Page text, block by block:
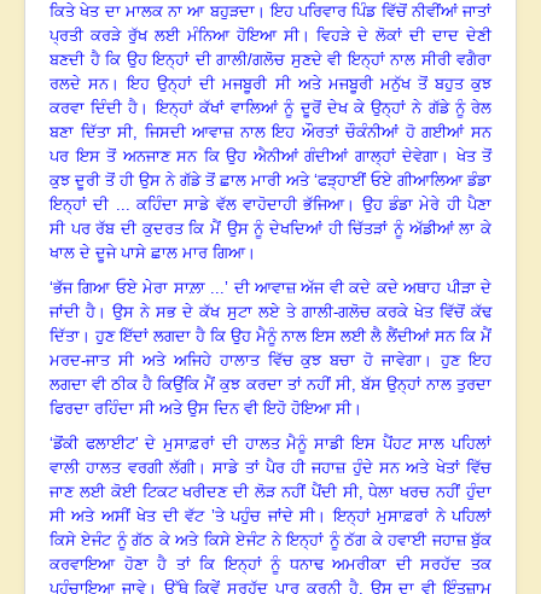
ਕਿਤੇ ਖੇਤ ਦਾ ਮਾਲਕ ਨਾ ਆ ਬਹੁੜਦਾ।ਇਹ ਪਰਿਵਾਰ ਪਿੰਡ ਵਿੱਚੋਂ ਨੀਵੀਂਆਂ ਜਾਤਾਂ
ਪ੍ਰਤੀ ਕਰੜੇ ਰੁੱਖ ਲਈ ਮੰਨਿਆ ਹੋਇਆ ਸੀ।ਵਿਹੜੇ ਦੇ ਲੋਕਾਂ ਦੀ ਦਾਦ ਦੇਣੀ
ਬਣਦੀ ਹੈ ਕਿ ਉਹ ਇਨ੍ਹਾਂ ਦੀ ਗਾਲੀ/ਗਲੋਚ ਸੁਣਦੇ ਵੀ ਇਨ੍ਹਾਂ ਨਾਲ ਸੀਰੀ ਵਗੈਰਾ
ਰਲਦੇ ਸਨ। ਇਹ ਉਨ੍ਹਾਂ ਦੀ ਮਜਬੂਰੀ ਸੀ ਅਤੇ ਮਜਬੂਰੀ ਮਨੁੱਖ ਤੋਂ ਬਹੁਤ ਕੁਝ
ਕਰਵਾ ਦਿੰਦੀ ਹੈ। ਇਨ੍ਹਾਂ ਕੱਖਾਂ ਵਾਲਿਆਂ ਨੂੰ ਦੂਰੋਂ ਦੇਖ ਕੇ ਉਨ੍ਹਾਂ ਨੇ ਗੱਡੇ ਨੂੰ ਰੇਲ
ਬਣਾ ਦਿੱਤਾ ਸੀ, ਜਿਸਦੀ ਆਵਾਜ਼ ਨਾਲ ਇਹ ਔਰਤਾਂ ਚੌਕੰਨੀਆਂ ਹੋ ਗਈਆਂ ਸਨ
ਪਰ ਇਸ ਤੋਂ ਅਨਜਾਣ ਸਨ ਕਿ ਉਹ ਐਨੀਆਂ ਗੰਦੀਆਂ ਗਾਲ੍ਹਾਂ ਦੇਵੇਗਾ । ਖੇਤ ਤੋਂ
ਕੁਝ ਦੂਰੀ ਤੋਂ ਹੀ ਉਸ ਨੇ ਗੱਡੇ ਤੋਂ ਛਾਲ ਮਾਰੀ ਅਤੇ ‘ਫੜ੍ਹਾਈਂ ਓਏ ਗੀਆਲਿਆ ਡੰਡਾ
ਇਨ੍ਹਾਂ ਦੀ ... ਕਹਿੰਦਾ ਸਾਡੇ ਵੱਲ ਵਾਹੋਦਾਹੀ ਭੱਜਿਆ। ਉਹ ਡੰਡਾ ਮੇਰੇ ਹੀ ਪੈਣਾ
ਸੀ ਪਰ ਰੱਬ ਦੀ ਕੁਦਰਤ ਕਿ ਮੈਂ ਉਸ ਨੂੰ ਦੇਖਦਿਆਂ ਹੀ ਚਿੱਤੜਾਂ ਨੂੰ ਅੱਡੀਆਂ ਲਾ ਕੇ
ਖਾਲ ਦੇ ਦੂਜੇ ਪਾਸੇ ਛਾਲ ਮਾਰ ਗਿਆ।
‘ਭੱਜ ਗਿਆ ਓਏ ਮੇਰਾ ਸਾਲ਼ਾ ...’ ਦੀ ਆਵਾਜ਼ ਅੱਜ ਵੀ ਕਦੇ ਕਦੇ ਅਥਾਹ ਪੀੜਾ ਦੇ
ਜਾਂਦੀ ਹੈ ।ਉਸ ਨੇ ਸਭ ਦੇ ਕੱਖ ਸੁਟਾ ਲਏ ਤੇ ਗਾਲੀ-ਗਲੋਚ ਕਰਕੇ ਖੇਤ ਵਿੱਚੋਂ ਕੱਢ
ਦਿੱਤਾ । ਹੁਣ ਇੱਦਾਂ ਲਗਦਾ ਹੈ ਕਿ ਉਹ ਮੈਨੂੰ ਨਾਲ ਇਸ ਲਈ ਲੈ ਲੈਂਦੀਆਂ ਸਨ ਕਿ ਮੈਂ
ਮਰਦ-ਜਾਤ ਸੀ ਅਤੇ ਅਜਿਹੇ ਹਾਲਾਤ ਵਿੱਚ ਕੁਝ ਬਚਾ ਹੋ ਜਾਵੇਗਾ ।ਹੁਣ ਇਹ
ਲਗਦਾ ਵੀ ਠੀਕ ਹੈ ਕਿਉਂਕਿ ਮੈਂ ਕੁਝ ਕਰਦਾ ਤਾਂ ਨਹੀਂ ਸੀ, ਬੱਸ ਉਨ੍ਹਾਂ ਨਾਲ ਤੁਰਦਾ
ਫਿਰਦਾ ਰਹਿੰਦਾ ਸੀ ਅਤੇ ਉਸ ਦਿਨ ਵੀ ਇਹੋ ਹੋਇਆ ਸੀ।
‘ਡੋਂਕੀ ਫਲਾਈਟ’ ਦੇ ਮੁਸਾਫ਼ਰਾਂ ਦੀ ਹਾਲਤ ਮੈਨੂੰ ਸਾਡੀ ਇਸ ਪੈਂਹਟ ਸਾਲ ਪਹਿਲਾਂ
ਵਾਲੀ ਹਾਲਤ ਵਰਗੀ ਲੱਗੀ।ਸਾਡੇ ਤਾਂ ਪੈਰ ਹੀ ਜਹਾਜ਼ ਹੁੰਦੇ ਸਨ ਅਤੇ ਖੇਤਾਂ ਵਿੱਚ
ਜਾਣ ਲਈ ਕੋਈ ਟਿਕਟ ਖਰੀਦਣ ਦੀ ਲੋੜ ਨਹੀਂ ਪੈਂਦੀ ਸੀ,ਧੇਲਾ ਖਰਚ ਨਹੀਂ ਹੁੰਦਾ
ਸੀ ਅਤੇ ਅਸੀਂ ਖੇਤ ਦੀ ਵੱਟ ’ਤੇ ਪਹੁੰਚ ਜਾਂਦੇ ਸੀ।ਇਨ੍ਹਾਂ ਮੁਸਾਫ਼ਰਾਂ ਨੇ ਪਹਿਲਾਂ
ਕਿਸੇ ਏਜੰਟ ਨੂੰ ਗੱਠ ਕੇ ਅਤੇ ਕਿਸੇ ਏਜੰਟ ਨੇ ਇਨ੍ਹਾਂ ਨੂੰ ਠੱਗ ਕੇ ਹਵਾਈ ਜਹਾਜ਼ ਬੁੱਕ
ਕਰਵਾਇਆ ਹੋਣਾ ਹੈ ਤਾਂ ਕਿ ਇਨ੍ਹਾਂ ਨੂੰ ਧਨਾਢ ਅਮਰੀਕਾ ਦੀ ਸਰਹੱਦ ਤਕ
ਪਹੁੰਚਾਇਆ ਜਾਵੇ। ਉੱਥੇ ਕਿਵੇਂ ਸਰਹੱਦ ਪਾਰ ਕਰਨੀ ਹੈ, ਉਸ ਦਾ ਵੀ ਇੰਤਜ਼ਾਮ